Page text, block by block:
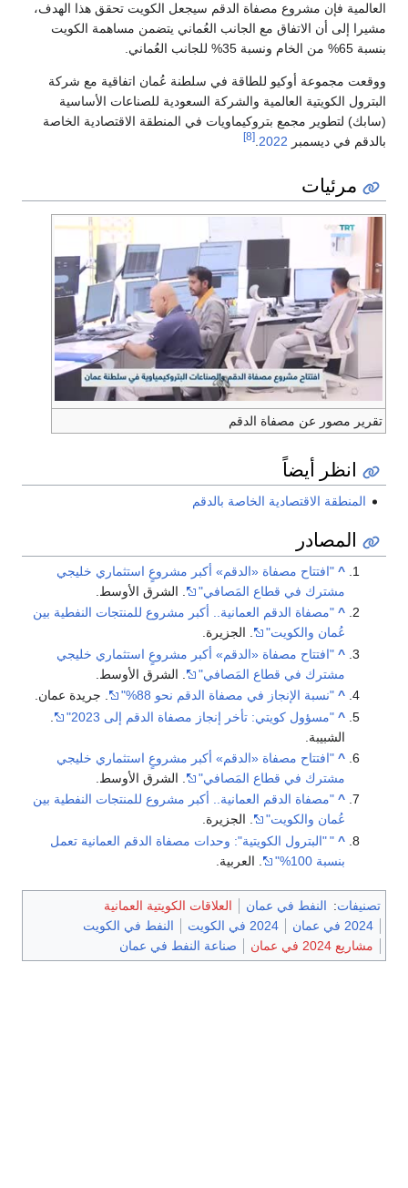
العالمية فإن مشروع مصفاة الدقم سيجعل الكويت تحقق هذا الهدف،
مشيرا إلى أن الاتفاق مع الجانب العُماني يتضمن مساهمة الكويت
بنسبة 65% من الخام ونسبة 35% للجانب العُماني.
ووقعت مجموعة أوكيو للطاقة في سلطنة عُمان اتفاقية مع شركة
البترول الكويتية العالمية والشركة السعودية للصناعات الأساسية
(سابك) لتطوير مجمع بتروكيماويات في المنطقة الاقتصادية الخاصة
بالدقم في ديسمبر 2022
[8]
مرئيات
تقرير مصور عن مصفاة الدقم
انظر أيضاً
المنطقة الاقتصادية الخاصة بالدقم
المصادر
^ "افتتاح مصفاة «الدقم» أكبر مشروعٍ استثماري خليجي
مشترك في قطاع المَصافي"
. الشرق الأوسط.
^ "مصفاة الدقم العمانية.. أكبر مشروع للمنتجات النفطية بين
عُمان والكويت"
. الجزيرة.
^ "افتتاح مصفاة «الدقم» أكبر مشروعٍ استثماري خليجي
مشترك في قطاع المَصافي"
. الشرق الأوسط.
^ "نسبة الإنجاز في مصفاة الدقم نحو 88%"
. جريدة عمان.
^ "مسؤول كويتي: تأخر إنجاز مصفاة الدقم إلى 2023"
الشبيبة.
^ "افتتاح مصفاة «الدقم» أكبر مشروعٍ استثماري خليجي
مشترك في قطاع المَصافي"
. الشرق الأوسط.
^ "مصفاة الدقم العمانية.. أكبر مشروع للمنتجات النفطية بين
عُمان والكويت"
. الجزيرة.
^
" "البترول الكويتية": وحدات مصفاة الدقم العمانية تعمل
بنسبة 100%"
. العربية.
تصنيفات: النفط في عمان
العلاقات الكويتية العمانية
2024 في عمان
2024 في الكويت
النفط في الكويت
مشاريع 2024 في عمان
صناعة النفط في عمان